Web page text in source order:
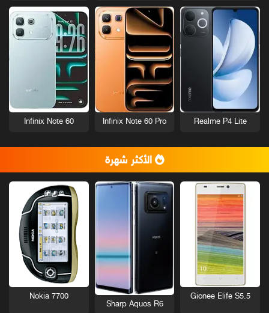
Realme P4 Lite
Infinix Note 60 Pro
Infinix Note 60
الأكثر شهرة
Gionee Elife S5.5
Sharp Aquos R6
Nokia 7700